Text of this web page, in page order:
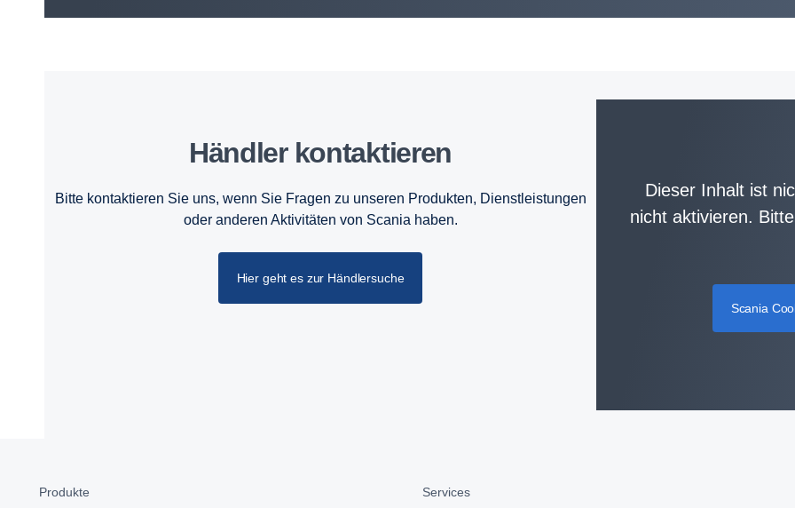
Händler kontak­tieren
Bitte kontaktieren Sie uns, wenn Sie Fragen zu unseren Produkten, Dienstleistungen
oder anderen Aktivitäten von Scania haben.
Hier geht es zur Händlersuche
Dieser Inhalt ist
nicht aktivieren.
Scania
Produkte Services